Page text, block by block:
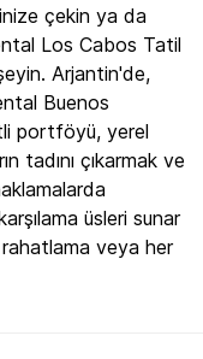
çekin ya da
Los Cabos Tatil
Arjantin'de,
Buenos
portföyü, yerel
tadını çıkarmak ve
üsleri sunar
veya her